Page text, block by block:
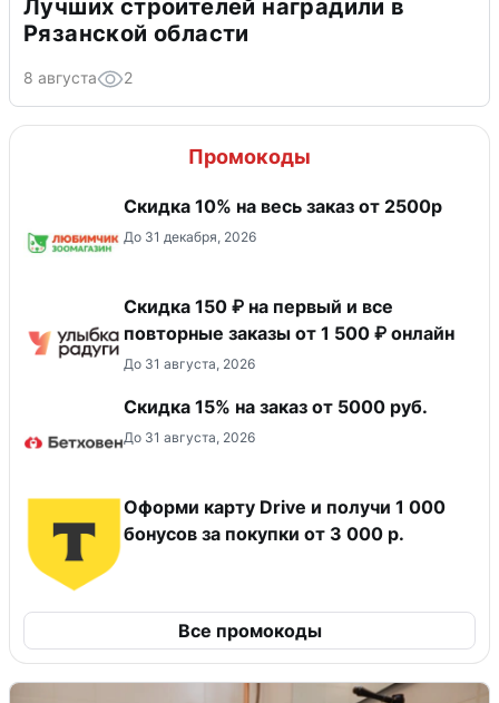
Лучших строителей наградили в
Рязанской области
8 августа 2
Промокоды
Скидка 10% на весь заказ от 2500р
До 31 декабря, 2026
Скидка 150 ₽ на первый и все
повторные заказы от 1 500 ₽ онлайн
До 31 августа, 2026
Скидка 15% на заказ от 5000 руб.
До 31 августа, 2026
Оформи карту Drive и получи 1 000
бонусов за покупки от 3 000 р.
Все промокоды